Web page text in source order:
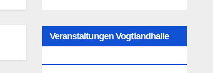
Veranstaltungen Vogtlandhalle